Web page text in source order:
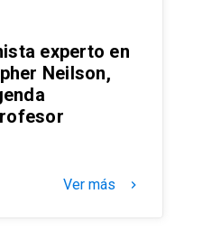
experto en
Neilson,
Ver más keyboard_arrow_right